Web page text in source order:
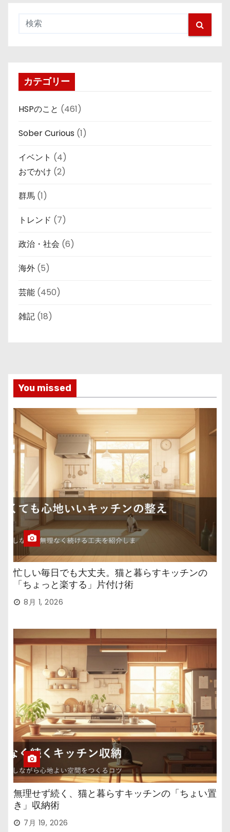
カテゴリー
HSPのこと (461)
Sober Curious (1)
イベント (4)
おでかけ (2)
群馬 (1)
トレンド (7)
政治・社会 (6)
海外 (5)
芸能 (450)
雑記 (18)
You missed
忙しい毎日でも大丈夫。猫と暮らすキッチンの
「ちょっと楽する」片付け術
8月 1, 2026
無理せず続く、猫と暮らすキッチンの「ちょい置
き」収納術
7月 19, 2026